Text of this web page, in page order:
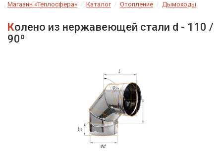
Магазин «Теплосфера» Каталог Отопление Дымоходы
Колено из нержавеющей стали d - 110 /
90º